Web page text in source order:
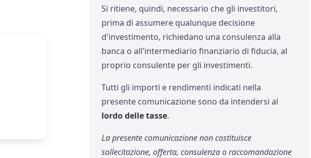
Si ritiene, quindi, necessario che gli investitori,
prima di assumere qualunque decisione
d'investimento, richiedano una consulenza alla
banca o all'intermediario finanziario di fiducia, al
proprio consulente per gli investimenti.
Tutti gli importi e rendimenti indicati nella
presente comunicazione sono da intendersi al
lordo delle tasse.
La presente comunicazione non costituisce
sollecitazione, offerta, consulenza o raccomandazione